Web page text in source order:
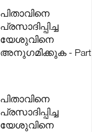
പിതാവിനെ
പ്രസാദിപ്പിച്ച
യേശുവിനെ
അനുഗമിക്കുക - Part
പിതാവിനെ
പ്രസാദിപ്പിച്ച
യേശുവിനെ